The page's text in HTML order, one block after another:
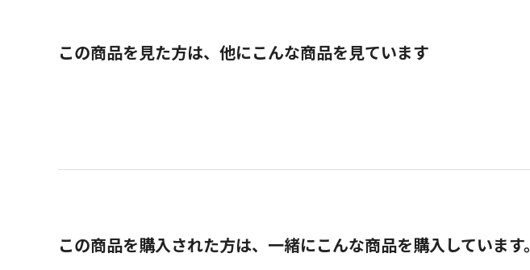
この商品を見た方は、他にこんな商品を見ています
この商品を購入された方は、一緒にこんな商品を購入しています。